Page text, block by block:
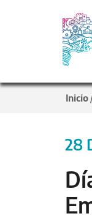
Inicio
28